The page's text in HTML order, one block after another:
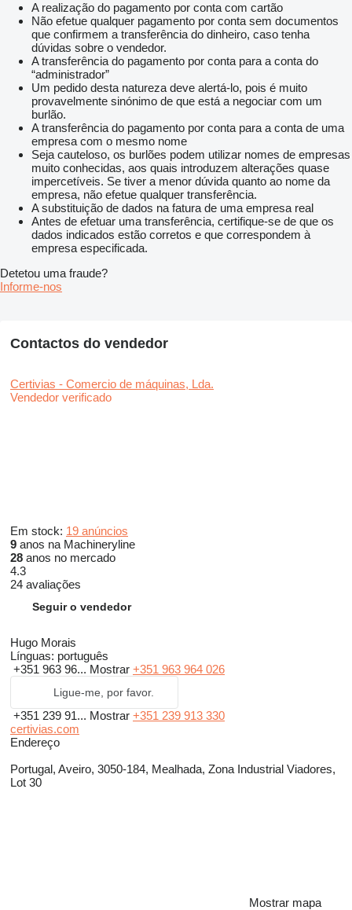
A realização do pagamento por conta com cartão
Não efetue qualquer pagamento por conta sem documentos
que confirmem a transferência do dinheiro, caso tenha
dúvidas sobre o vendedor.
A transferência do pagamento por conta para a conta do
“administrador”
Um pedido desta natureza deve alertá-lo, pois é muito
provavelmente sinónimo de que está a negociar com um
burlão.
A transferência do pagamento por conta para a conta de uma
empresa com o mesmo nome
Seja cauteloso, os burlões podem utilizar nomes de empresas
muito conhecidas, aos quais introduzem alterações quase
impercetíveis. Se tiver a menor dúvida quanto ao nome da
empresa, não efetue qualquer transferência.
A substituição de dados na fatura de uma empresa real
Antes de efetuar uma transferência, certifique-se de que os
dados indicados estão corretos e que correspondem à
empresa especificada.
Detetou uma fraude?
Informe-nos
Contactos do vendedor
Certivias - Comercio de máquinas, Lda.
Vendedor verificado
Em stock: 19 anúncios
9 anos na Machineryline
28 anos no mercado
4.3
24 avaliações
Seguir o vendedor
Hugo Morais
Línguas: português
+351 963 96... Mostrar +351 963 964 026
Ligue-me, por favor.
+351 239 91... Mostrar +351 239 913 330
certivias.com
Endereço
Portugal, Aveiro, 3050-184, Mealhada, Zona Industrial Viadores,
Lot 30
Mostrar mapa